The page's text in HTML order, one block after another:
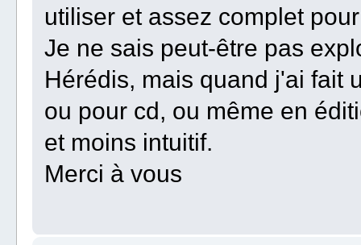
utiliser et assez complet
Je ne sais peut-être pas
Hérédis, mais quand j'ai fait
ou pour cd, ou même en
et moins intuitif.
Merci à vous